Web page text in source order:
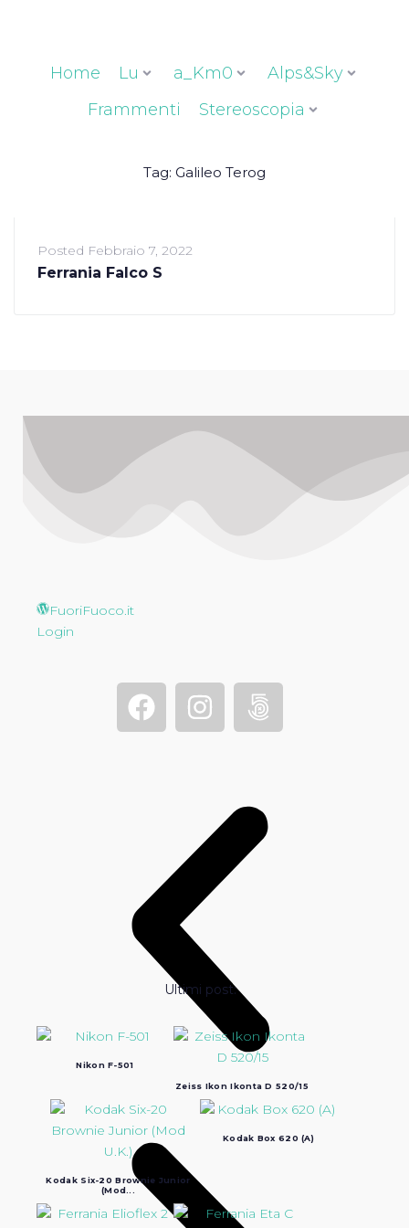
Home Lu a_Km0
Alps&Sky
Frammenti
Stereoscopia
Tag: Galileo Terog
Posted Febbraio 7, 2022
Ferrania Falco S
FuoriFuoco.it
Login
Ultimi post:
Nikon F-501
Zeiss Ikon Ikonta D 520/15
Kodak Six-20 Brownie Junior
(Mod...
Kodak Box 620 (A)